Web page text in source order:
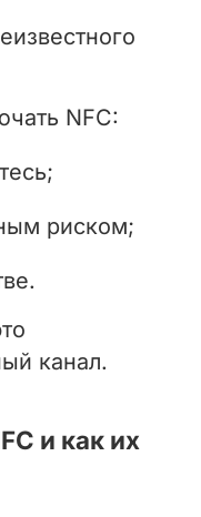
NFC:
риском;
канал.
и как их